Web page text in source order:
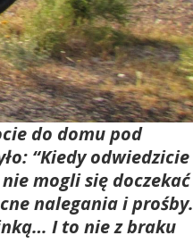
do domu pod
“Kiedy odwiedzicie
mogli się doczekać
nalegania i prośby.
I to nie z braku